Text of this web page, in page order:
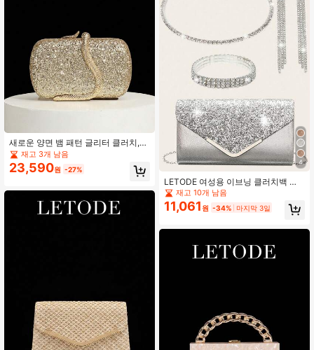
새로운 양면 뱀 패턴 글리터 클러치,
럭셔리 여성 파티 클러치, 분리 가능한
금속 롱 체인, 크로스바디로 착용하거
나 손으로 들 수 있음, 이브닝 파티, 결
성의 결혼식, 파티, 데이트 및 기타 행
사에 적합한 선물, 우아한 볼백
재고 3개 남음
23,590원 -27%
4
LETODE 여성용 이브닝 클러치백 라
인스톤 이어클립 포함, 신부 웨딩 목걸
이, 팔찌, 드롭 반짝이 시퀸 핸드백
재고 10개 남음
11,061 원 -34% 마지막 3일